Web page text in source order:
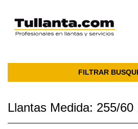
FILTRAR
Llantas Medida: 255/60